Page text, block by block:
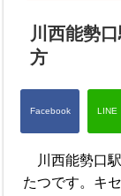
川西能勢
方
川西能勢口
たつです。キ